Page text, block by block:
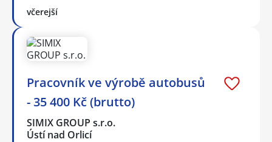
včerejší
Pracovník ve výrobě autobusů
- 35 400 Kč (brutto)
SIMIX GROUP s.r.o.
Ústí nad Orlicí